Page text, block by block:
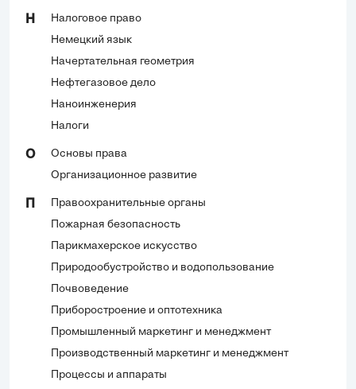
Н
Налоговое право
Немецкий язык
Начертательная геометрия
Нефтегазовое дело
Наноинженерия
Налоги
О
Основы права
Организационное развитие
Правоохранительные органы
Пожарная безопасность
Парикмахерское искусство
Природообустройство и водопользование
Почвоведение
Приборостроение и оптотехника
Промышленный маркетинг и менеджмент
Производственный маркетинг и менеджмент
Процессы и аппараты